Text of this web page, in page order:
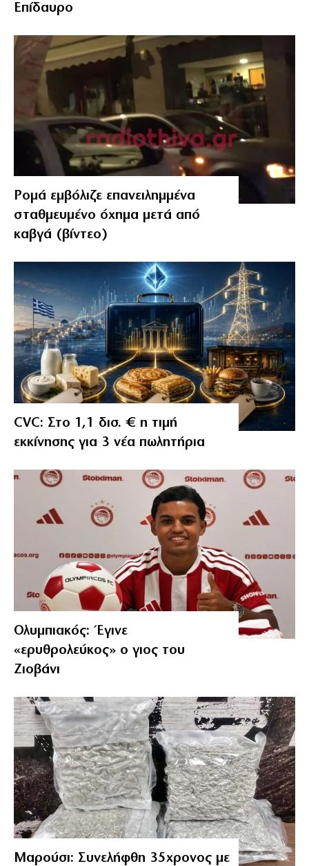
Επίδαυρο
Ρομά εμβόλιζε επανειλημμένα
σταθμευμένο όχημα μετά από
καβγά (βίντεο)
CVC: Στο 1,1 δισ. € η τιμή
εκκίνησης για 3 νέα πωλητήρια
Ολυμπιακός: Έγινε
«ερυθρολεύκος» ο γιος του
Ζιοβάνι
Μαρούσι: Συνελήφθη 35χρονος με